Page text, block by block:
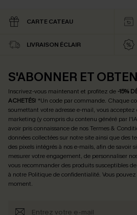
CARTE CATEAU
LIVRAISON ÉCLAIR
S'ABONNER ET
Inscrivez-vous maintenant et profitez de -15%
ACHETÉS! *Un code par commande. Chaque
soumettant votre adresse e-mail, vous acceptez
marketing (y compris du contenu généré par
avoir pris connaissance de nosTermes &
données collectées sur notre site ainsi que des
des pixels intégrés à nos e-mails, afin de savoir
mesurer votre engagement, de personnaliser
vous recommander des produits susceptibles
à notre Politique de confidentialité. Vous
moment.